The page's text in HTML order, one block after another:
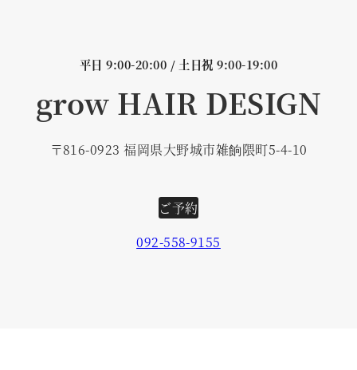
平日 9:00-20:00 / 土日祝 9:00-19:00
grow HAIR DESIGN
〒816-0923 福岡県大野城市雑餉隈町5-4-10
ご予約
092-558-9155